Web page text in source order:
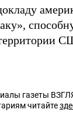
газеты
читайте